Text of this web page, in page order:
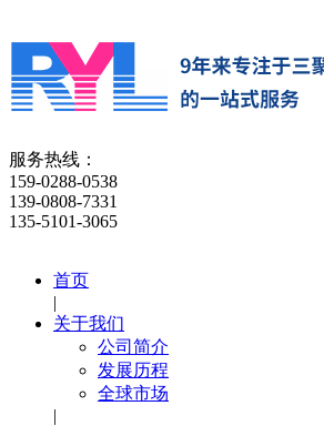
服务热线：
159-0288-0538
139-0808-7331
135-5101-3065
首页
|
关于我们
公司简介
发展历程
全球市场
|